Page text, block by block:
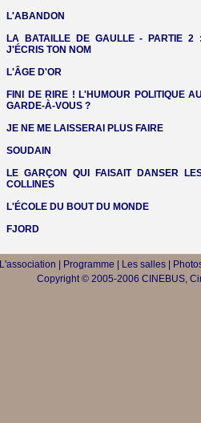
L'ABANDON
LA BATAILLE DE GAULLE - PARTIE 2
J'ÉCRIS TON NOM
L'ÂGE D'OR
FINI DE RIRE ! L'HUMOUR POLITIQUE
GARDE-À-VOUS ?
JE NE ME LAISSERAI PLUS FAIRE
SOUDAIN
LE GARÇON QUI FAISAIT DANSER
COLLINES
L'ÉCOLE DU BOUT DU MONDE
FJORD
L'association Programme Les salles|
Copyright © 2005-2006 CINEBUS,